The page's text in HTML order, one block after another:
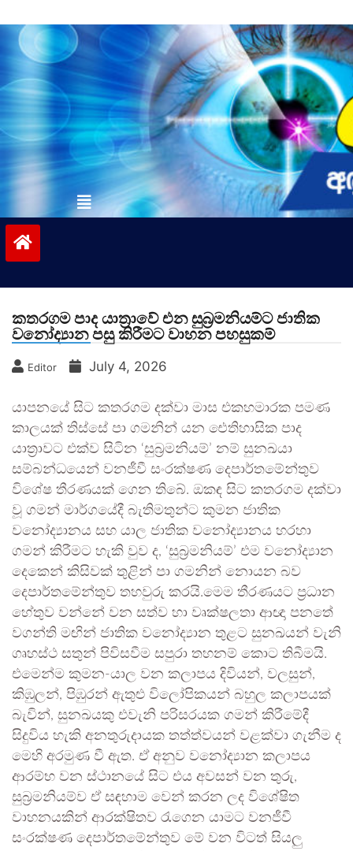
to
contentvinivida.lk
කතරගම පාද යාත්‍රාවේ එන සුබ්‍රමනියම්ට ජාතික
වනෝද්‍යාන පසු කිරීමට වාහන පහසුකම්
Editor July 4, 2026
යාපනයේ සිට කතරගම දක්වා මාස එකහමාරක පමණ
කාලයක් තිස්සේ පා ගමනින් යන ඓතිහාසික පාද
යාත්‍රාවට එක්ව සිටින ‘සුබ්‍රමනියම්’ නම් සුනඛයා
සම්බන්ධයෙන් වනජීවී සංරක්ෂණ දෙපාර්තමේන්තුව
විශේෂ තීරණයක් ගෙන තිබේ. ඔකඳ සිට කතරගම දක්වා
වූ ගමන් මාර්ගයේදී බැතිමතුන්ට කුමන ජාතික
වනෝද්‍යානය සහ යාල ජාතික වනෝද්‍යානය හරහා
ගමන් කිරීමට හැකි වුව ද, ‘සුබ්‍රමනියම්’ එම වනෝද්‍යාන
දෙකෙන් කිසිවක් තුළින් පා ගමනින් නොයන බව
දෙපාර්තමේන්තුව තහවුරු කරයි.මෙම තීරණයට ප්‍රධාන
හේතුව වන්නේ වන සත්ව හා වෘක්ෂලතා ආඥා පනතේ
වගන්ති මඟින් ජාතික වනෝද්‍යාන තුළට සුනඛයන් වැනි
ගෘහස්ථ සතුන් පිවිසවීම සපුරා තහනම් කොට තිබීමයි.
එමෙන්ම කුමන-යාල වන කලාපය දිවියන්, වලසුන්,
කිඹුලන්, පිඹුරන් ඇතුළු විලෝපිකයන් බහුල කලාපයක්
බැවින්, සුනඛයකු එවැනි පරිසරයක ගමන් කිරීමේදී
සිදුවිය හැකි අනතුරුදායක තත්ත්වයන් වළක්වා ගැනීම ද
මෙහි අරමුණ වී ඇත. ඒ අනුව වනෝද්‍යාන කලාපය
ආරම්භ වන ස්ථානයේ සිට එය අවසන් වන තුරු,
සුබ්‍රමනියම්ව ඒ සඳහාම වෙන් කරන ලද විශේෂිත
වාහනයකින් ආරක්ෂිතව රැගෙන යාමට වනජීවී
සංරක්ෂණ දෙපාර්තමේන්තුව මේ වන විටත් සියලු